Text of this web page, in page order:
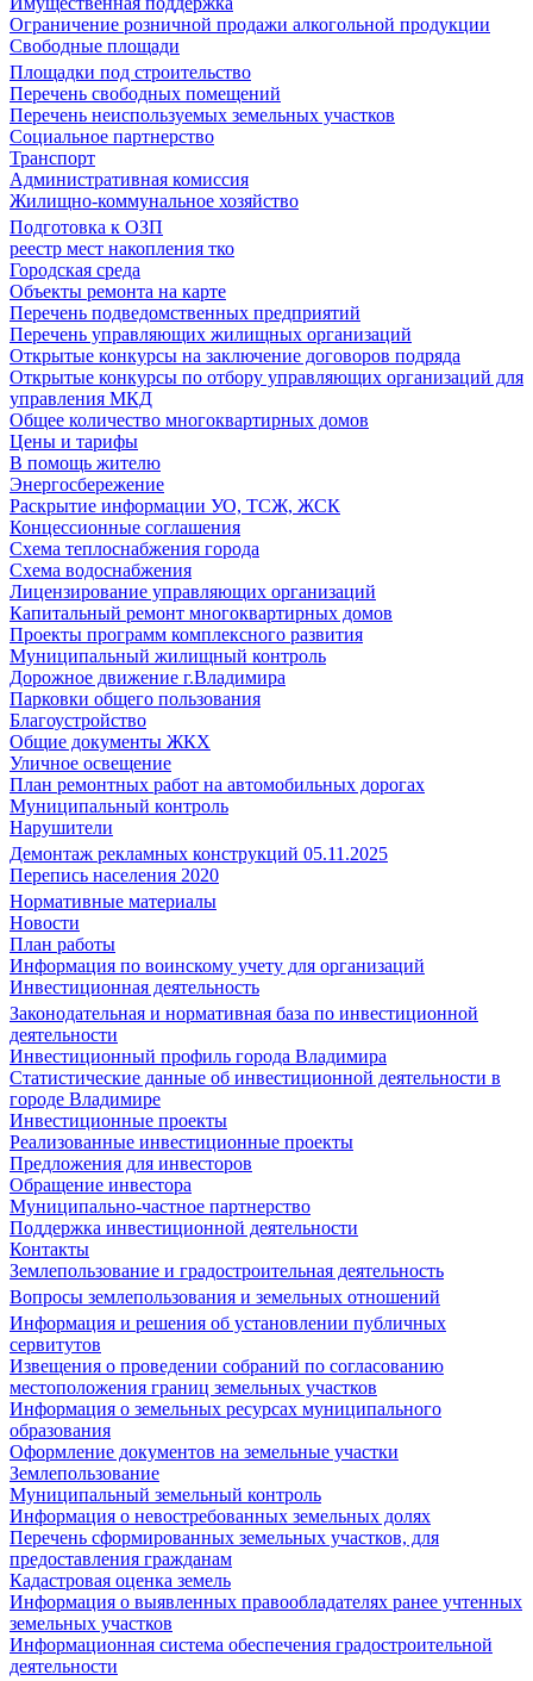
Ограничение розничной продажи алкогольной продукции
Свободные площади
Площадки под строительство
Перечень свободных помещений
Перечень неиспользуемых земельных участков
Социальное партнерство
Транспорт
Административная комиссия
Жилищно-коммунальное хозяйство
Подготовка к ОЗП
реестр мест накопления тко
Городская среда
Объекты ремонта на карте
Перечень подведомственных предприятий
Перечень управляющих жилищных организаций
Открытые конкурсы на заключение договоров подряда
Открытые конкурсы по отбору управляющих организаций для
управления МКД
Общее количество многоквартирных домов
Цены и тарифы
В помощь жителю
Энергосбережение
Раскрытие информации УО, ТСЖ, ЖСК
Концессионные соглашения
Схема теплоснабжения города
Схема водоснабжения
Лицензирование управляющих организаций
Капитальный ремонт многоквартирных домов
Проекты программ комплексного развития
Муниципальный жилищный контроль
Дорожное движение г.Владимира
Парковки общего пользования
Благоустройство
Общие документы ЖКХ
Уличное освещение
План ремонтных работ на автомобильных дорогах
Муниципальный контроль
Нарушители
Демонтаж рекламных конструкций 05.11.2025
Перепись населения 2020
Нормативные материалы
Новости
План работы
Информация по воинскому учету для организаций
Инвестиционная деятельность
Законодательная и нормативная база по инвестиционной
деятельности
Инвестиционный профиль города Владимира
Статистические данные об инвестиционной деятельности в
городе Владимире
Инвестиционные проекты
Реализованные инвестиционные проекты
Предложения для инвесторов
Обращение инвестора
Муниципально-частное партнерство
Поддержка инвестиционной деятельности
Контакты
Землепользование и градостроительная деятельность
Вопросы землепользования и земельных отношений
Информация и решения об установлении публичных
сервитутов
Извещения о проведении собраний по согласованию
местоположения границ земельных участков
Информация о земельных ресурсах муниципального
образования
Оформление документов на земельные участки
Землепользование
Муниципальный земельный контроль
Информация о невостребованных земельных долях
Перечень сформированных земельных участков, для
предоставления гражданам
Кадастровая оценка земель
Информация о выявленных правообладателях ранее учтенных
земельных участков
Информационная система обеспечения градостроительной
деятельности